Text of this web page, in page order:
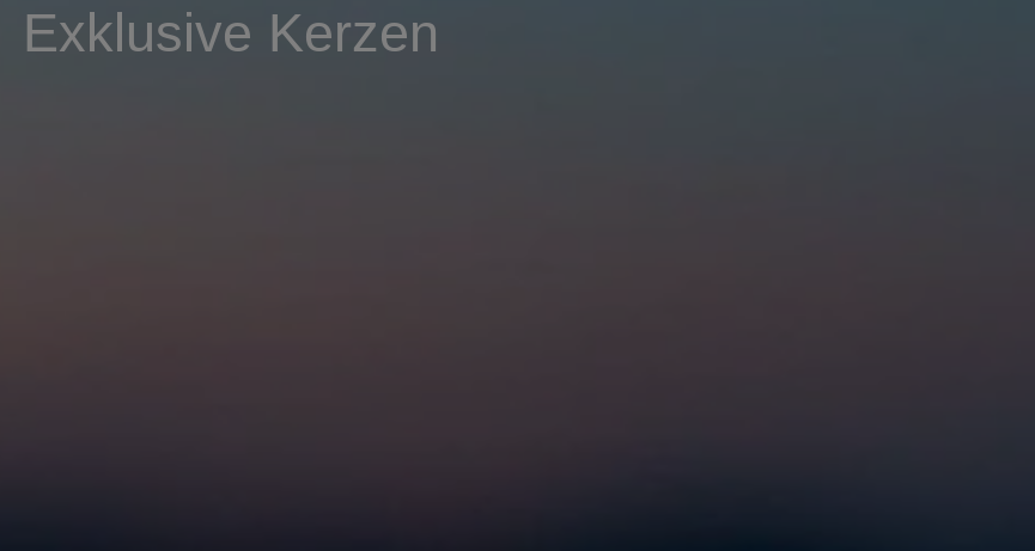
Exklusive Kerzen